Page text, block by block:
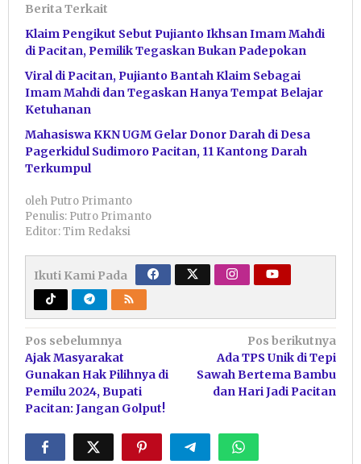
Berita Terkait
Klaim Pengikut Sebut Pujianto Ikhsan Imam Mahdi
di Pacitan, Pemilik Tegaskan Bukan Padepokan
Viral di Pacitan, Pujianto Bantah Klaim Sebagai
Imam Mahdi dan Tegaskan Hanya Tempat Belajar
Ketuhanan
Mahasiswa KKN UGM Gelar Donor Darah di Desa
Pagerkidul Sudimoro Pacitan, 11 Kantong Darah
Terkumpul
oleh Putro Primanto
Penulis: Putro Primanto
Editor: Tim Redaksi
Ikuti Kami Pada
Navigasi
pos
Pos sebelumnya
Ajak Masyarakat
Gunakan Hak Pilihnya di
Pemilu 2024, Bupati
Pacitan: Jangan Golput!
Pos berikutnya
Ada TPS Unik di Tepi
Sawah Bertema Bambu
dan Hari Jadi Pacitan